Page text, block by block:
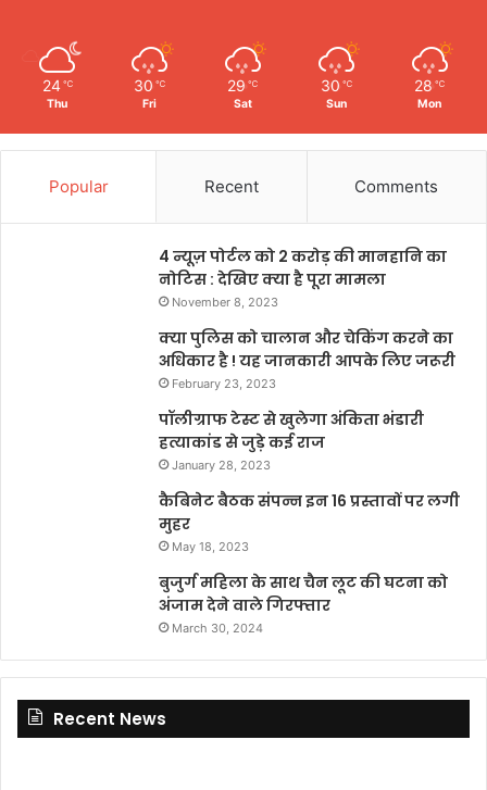
24 ℃
Thu
30 ℃
Fri
29 ℃
Sat
30 ℃
Sun
28 ℃
Mon
Popular Recent Comments
4 न्यूज़ पोर्टल को 2 करोड़ की मानहानि का
नोटिस : देखिए क्या है पूरा मामला
November 8, 2023
क्या पुलिस को चालान और चेकिंग करने का
अधिकार है ! यह जानकारी आपके लिए जरूरी
February 23, 2023
पॉलीग्राफ टेस्ट से खुलेगा अंकिता भंडारी
हत्याकांड से जुड़े कई राज
January 28, 2023
कैबिनेट बैठक संपन्न इन 16 प्रस्तावों पर लगी
मुहर
May 18, 2023
बुजुर्ग महिला के साथ चैन लूट की घटना को
अंजाम देने वाले गिरफ्तार
March 30, 2024
Recent News